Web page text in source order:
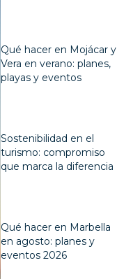
Qué hacer en Mojácar y
Vera en verano: planes,
playas y eventos
Sostenibilidad en el
turismo: compromiso
que marca la diferencia
Qué hacer en Marbella
en agosto: planes y
eventos 2026